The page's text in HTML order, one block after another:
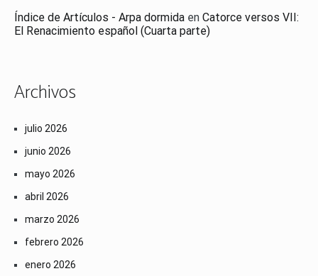
Índice de Artículos - Arpa dormida en Catorce versos VII:
El Renacimiento español (Cuarta parte)
Archivos
julio 2026
junio 2026
mayo 2026
abril 2026
marzo 2026
febrero 2026
enero 2026